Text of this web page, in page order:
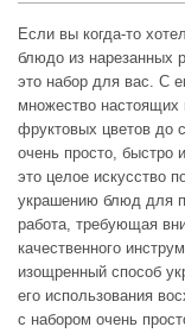
Если вы когда-то
блюдо из нарезанных
это набор для вас. С
множество настоящих
фруктовых цветов до
очень просто, быстро
это целое искусство
украшению блюд для
работа, требующая
качественного
изощренный способ
его использования
с набором очень